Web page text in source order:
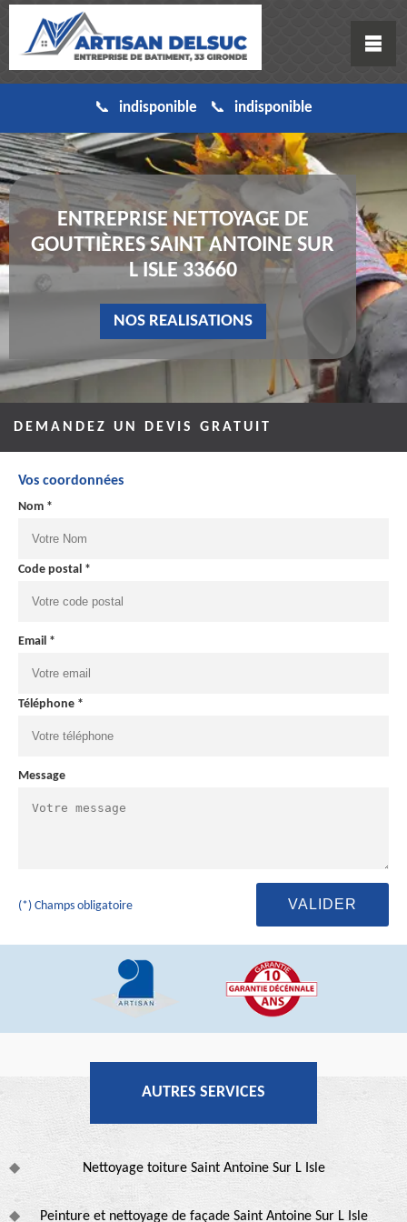
indisponible indisponible
ENTREPRISE NETTOYAGE DE
GOUTTIÈRES SAINT ANTOINE SUR
L ISLE 33660
NOS REALISATIONS
DEMANDEZ UN DEVIS GRATUIT
Vos coordonnées
Nom *
Code postal *
Email *
Téléphone *
Message
(*) Champs obligatoire
AUTRES SERVICES
Nettoyage toiture Saint Antoine Sur L Isle
Peinture et nettoyage de façade Saint Antoine Sur L Isle